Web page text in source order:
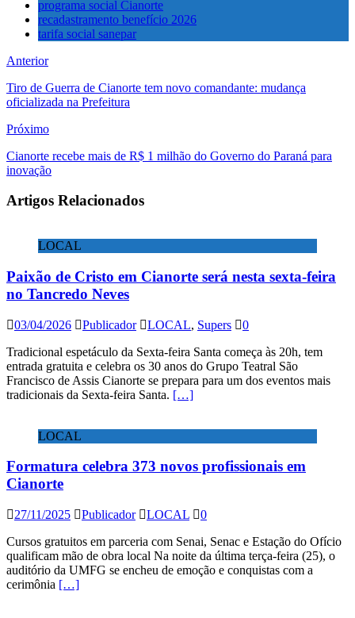
programa social Cianorte
recadastramento benefício 2026
tarifa social sanepar
Anterior
Tiro de Guerra de Cianorte tem novo comandante: mudança
oficializada na Prefeitura
Próximo
Cianorte recebe mais de R$ 1 milhão do Governo do Paraná para
inovação
Artigos Relacionados
LOCAL
Paixão de Cristo em Cianorte será nesta sexta-feira
no Tancredo Neves
03/04/2026 Publicador LOCAL, Supers
0
Tradicional espetáculo da Sexta-feira Santa começa às 20h, tem
entrada gratuita e celebra os 30 anos do Grupo Teatral São
Francisco de Assis Cianorte se prepara para um dos eventos mais
tradicionais da Sexta-feira Santa. […]
LOCAL
Formatura celebra 373 novos profissionais em
Cianorte
27/11/2025 Publicador LOCAL
0
Cursos gratuitos em parceria com Senai, Senac e Estação do Ofício
qualificam mão de obra local Na noite da última terça-feira (25), o
auditório da UMFG se encheu de emoção e conquistas com a
cerimônia […]